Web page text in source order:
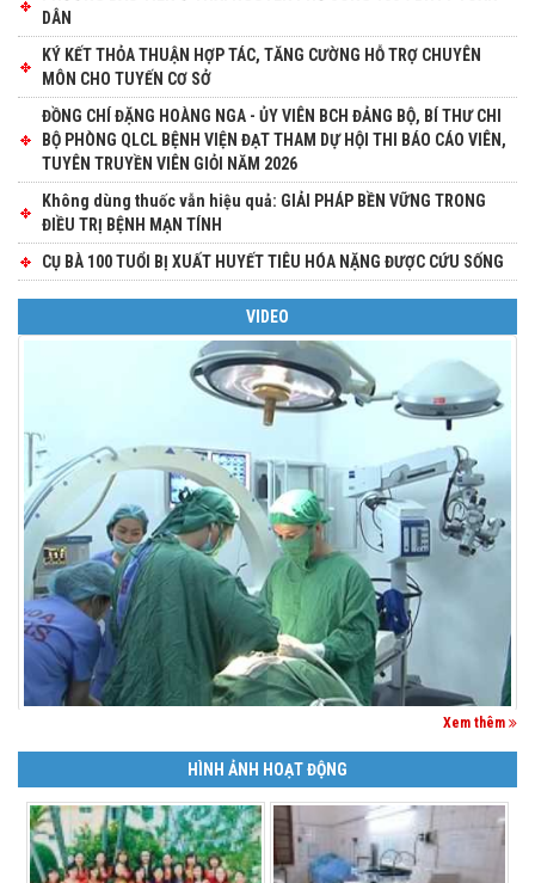
DÂN
KÝ KẾT THỎA THUẬN HỢP TÁC, TĂNG CƯỜNG HỖ TRỢ CHUYÊN
MÔN CHO TUYẾN CƠ SỞ
ĐỒNG CHÍ ĐẶNG HOÀNG NGA - ỦY VIÊN BCH ĐẢNG BỘ, BÍ THƯ CHI
BỘ PHÒNG QLCL BỆNH VIỆN ĐẠT THAM DỰ HỘI THI BÁO CÁO VIÊN,
TUYÊN TRUYỀN VIÊN GIỎI NĂM 2026
Không dùng thuốc vẫn hiệu quả: GIẢI PHÁP BỀN VỮNG TRONG
ĐIỀU TRỊ BỆNH MẠN TÍNH
CỤ BÀ 100 TUỔI BỊ XUẤT HUYẾT TIÊU HÓA NẶNG ĐƯỢC CỨU SỐNG
VIDEO
Xem thêm
HÌNH ẢNH HOẠT ĐỘNG